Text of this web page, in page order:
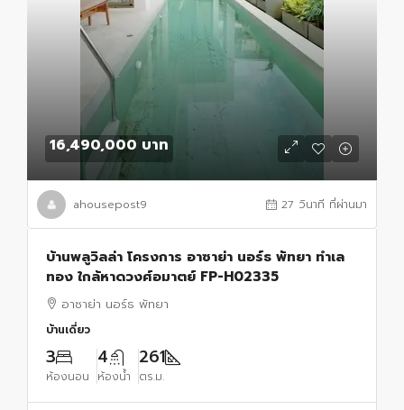
16,490,000 บาท
ahousepost9 27 วินาที ที่ผ่านมา
บ้านพลูวิลล่า โครงการ อาซาย่า นอร์ธ พัทยา ทำเล
ทอง ใกล้หาดวงศ์อมาตย์ FP-H02335
อาซาย่า นอร์ธ พัทยา
บ้านเดี่ยว
3
ห้องนอน
4
ห้องน้ำ
261
ตร.ม.